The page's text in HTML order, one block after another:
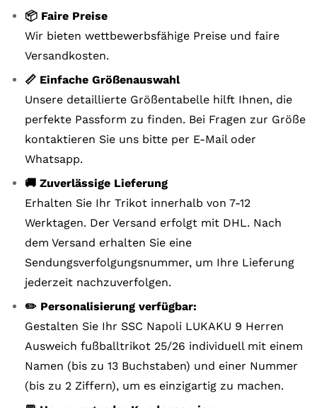
📦 Faire Preise
Wir bieten wettbewerbsfähige Preise und faire
Versandkosten.
📏 Einfache Größenauswahl
Unsere detaillierte Größentabelle hilft Ihnen, die
perfekte Passform zu finden. Bei Fragen zur Größe
kontaktieren Sie uns bitte per E-Mail oder
Whatsapp.
🚚 Zuverlässige Lieferung
Erhalten Sie Ihr Trikot innerhalb von 7-12
Werktagen. Der Versand erfolgt mit DHL. Nach
dem Versand erhalten Sie eine
Sendungsverfolgungsnummer, um Ihre Lieferung
jederzeit nachzuverfolgen.
✏️ Personalisierung verfügbar:
Gestalten Sie Ihr SSC Napoli LUKAKU 9 Herren
Ausweich fußballtrikot 25/26 individuell mit einem
Namen (bis zu 13 Buchstaben) und einer Nummer
(bis zu 2 Ziffern), um es einzigartig zu machen.